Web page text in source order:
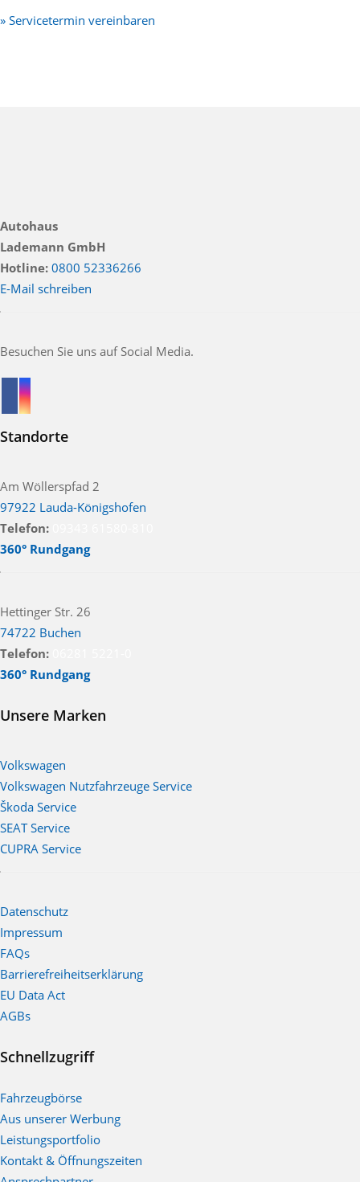
» Servicetermin vereinbaren
Autohaus
Lademann GmbH
Hotline: 0800 52336266
E-Mail schreiben
Besuchen Sie uns auf Social Media.
Standorte
Am Wöllerspfad 2
97922 Lauda-Königshofen
Telefon:
360° Rundgang
Hettinger Str. 26
74722 Buchen
Telefon:
360° Rundgang
Unsere Marken
Volkswagen
Volkswagen Nutzfahrzeuge Service
Škoda Service
SEAT Service
CUPRA Service
Datenschutz
Impressum
FAQs
Barrierefreiheitserklärung
EU Data Act
AGBs
Schnellzugriff
Fahrzeugbörse
Aus unserer Werbung
Leistungsportfolio
Kontakt & Öffnungszeiten